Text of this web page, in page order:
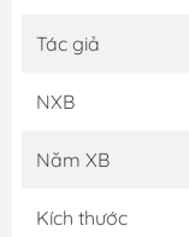
Tác giả
NXB
Năm XB
Kích thước